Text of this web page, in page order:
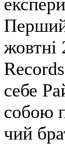
жовтні
себе
собою
чий